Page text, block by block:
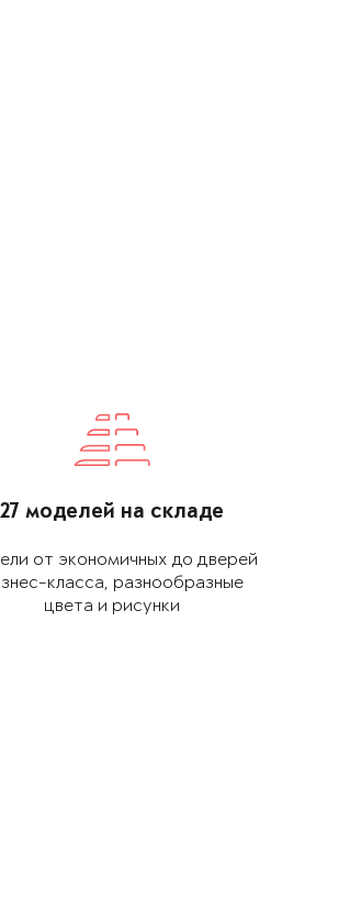
27 моделей на складе
от экономич­ных до дверей
класса, разнообраз­ные
цвета и рисунки